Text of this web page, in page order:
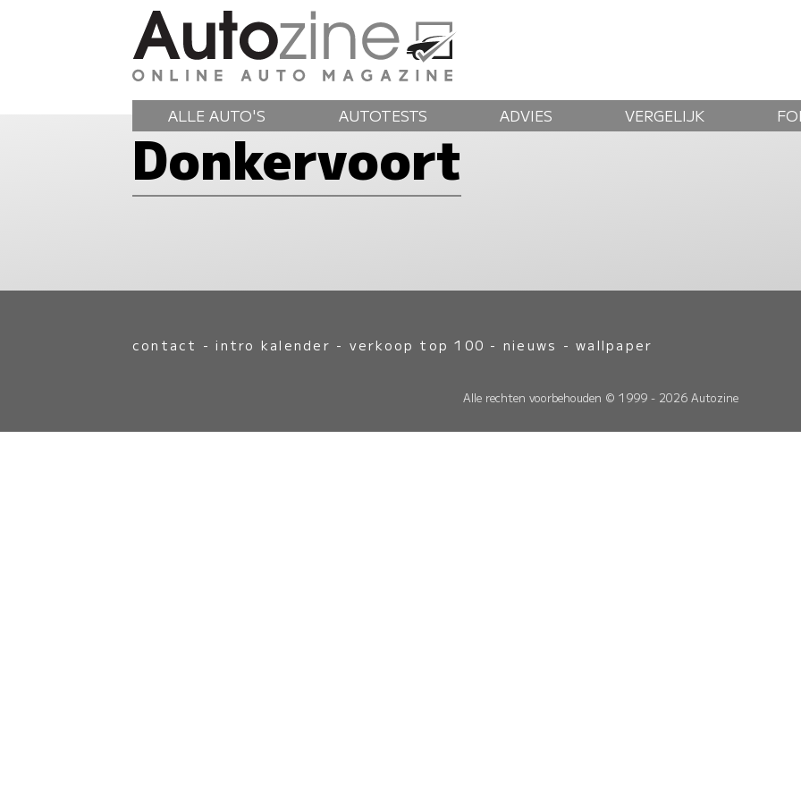
ALLE AUTO'S AUTOTESTS ADVIES VERGELIJK
Donkervoort
contact -intro kalender - verkoop top 100 - nieuws -wallpaper
Alle rechten voorbehouden © 1999 - 2026 Autozine